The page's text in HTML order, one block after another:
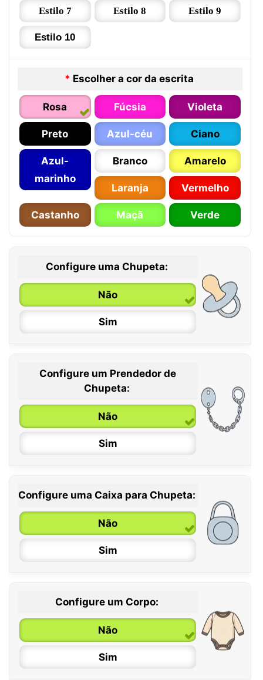
Estilo 7 Estilo 8 Estilo 9
Estilo 10
* Escolher a cor da escrita
Rosa Fúcsia Violeta
Preto Azul-céu Ciano
Azul-
marinho
Branco Amarelo
Laranja Vermelho
Castanho Maçã Verde
Configure uma Chupeta:
Não
Sim
0 / 6 meses
6 / 36 meses
Configure um Prendedor de
Chupeta:
Não
Sim
Configure uma Caixa para Chupeta:
Não
Sim
Configure um Corpo:
Não
Sim